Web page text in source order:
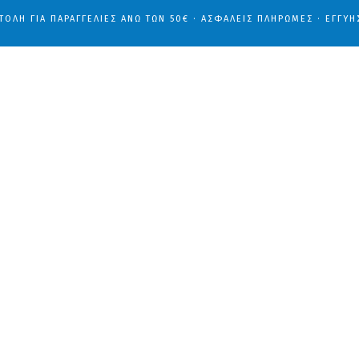
ΓΙΑ ΠΑΡΑΓΓΕΛΊΕΣ ΆΝΩ ΤΩΝ 50€ · ΑΣΦΑΛΕΊΣ ΠΛΗΡΩΜΈΣ ·